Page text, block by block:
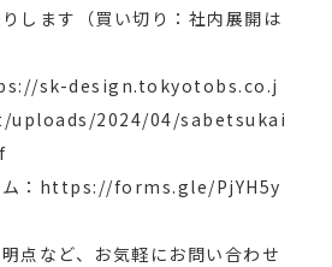
します（買い切り：社内展開は
sk-design.tokyotobs.co.j
2024/04/sabetsukai
ム：https://forms.gle/PjYH5y
点など、お気軽にお問い合わせ